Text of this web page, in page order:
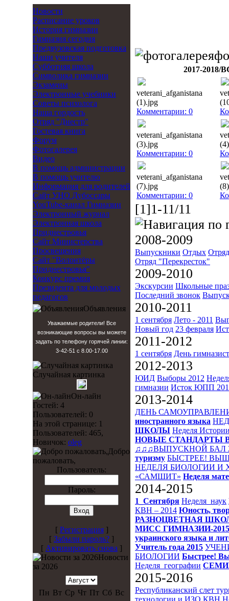
Новости
Расписание уроков
История гимназии
Гимназия сегодня
Предвузовская подготовка
Наши учителя
Субботняя школа
Символика гимназии
Экзамены
Электронные учебники
Советы психолога
Наша гордость
Отряд "Днестр"
Гостевая книга
Форум
Фотогалерея
Видео
В помощь администрации
В помощь учителю
Информация для родителей
Cайт УНО Дубоссары
YouTube-канал Гимназии
Электронный журнал
Электронная школа
Приднестровья
Сайт Министерства
Просвещения
Сайт "Волонтёры
Приднестровья"
Конкурс премия
Президента для молодых
педагогов
Объявления
Уважаемые родители! Все
возникающие вопросы вы можете
задать по телефону горячей линии:
3-42-51 с 8.00-17.00
Случайная картинка
Он-лайн
Гостей: 4
Пользователей: 0
На этой странице: 1
Пользователей: 465,
Новичок: oleg
Добро
пожаловать,
Пользователь:
Пароль:
[ Регистрация]
[ Забыли пароль? ]
[ Активировать снова ]
Новости
за 2026
Пн Вт Ср Чт Пт Сб Вс
2017-
veterani_afganistana
(1).jpg
Комментарии: 0
veterani_afganistana
(3).jpg
Комментарии: 0
veterani_afganistana
(7).jpg
Комментарии: 0
[1]1-11/11
2008-2009
Выпускники Отдых
Отряд "Перекресток"
2009-2010
Экскурсии Школьные
Последний звонок
2010-2011
1 сентября Лето - 2011
Новый год 23 февраля
2011-2012
1 сентября День
2012-2013
ЮИД Выборы 2012
гимназии Исток ЮПП
2013-2014
ДЕНЬ
иностранного языка
ШКОЛЫ Неделя
НОВЫЕ СТАНДАРТЫ
♫♫♫ВЫПУСКНОЙ БАЛ
туризму БЫСТРЕЕ!
НЕДЕЛЯ БИОЛОГИИ И
«САМШИТ» Неделя
2014-2015
1_Сентября Неделя_наук
КВН – 2014 Юность,
РАЗНОЦВЕТНАЯ
МИСС ГИМНАЗИИ-2015
украинского языка и
Учитель года 2015
БИОЛОГИИ Быстрее!
Неделя_географии
2015-2016
Республиканский слет
технологии и ИЗО КВН